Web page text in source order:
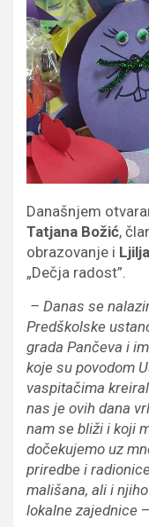
Današnjem
Tatjana Božić,
obrazovanje i
„Dečja radost”.
– Danas se
Predškolske
grada Pančeva i
koje su povodom
vaspitačima
nas je ovih dana
nam se bliži i koji
dočekujemo uz
priredbe i
mališana, ali i
lokalne zajednice